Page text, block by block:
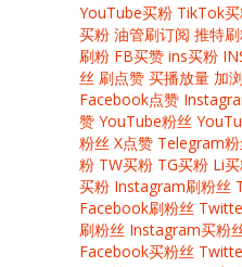
YouTube买粉 TikTok
买粉 油管刷订阅 推特
刷粉 FB买赞 ins买粉
丝 刷点赞 买播放量 加
Facebook点赞
赞 YouTube粉丝
粉丝 X点赞 Telegram
粉 TW买粉 TG买粉 Li
买粉 Instagram刷粉丝
Facebook刷粉丝
刷粉丝 Instagram买粉
Facebook买粉丝